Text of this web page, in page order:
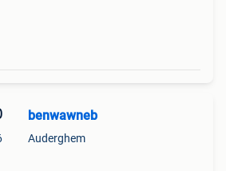
benwawneb
Auderghem